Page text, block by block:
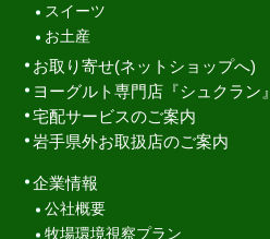
スイーツ
お土産
お取り寄せ(ネットショップへ)
ヨーグルト専門店『シュクラン』
宅配サービスのご案内
岩手県外お取扱店のご案内
企業情報
公社概要
牧場環境視察プラン